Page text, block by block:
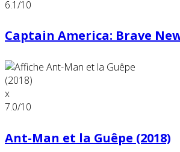
6.1/10
Captain America: Brave
x
7.0/10
Ant-Man et la Guêpe (2018)